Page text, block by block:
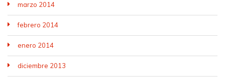
marzo 2014
febrero 2014
enero 2014
diciembre 2013